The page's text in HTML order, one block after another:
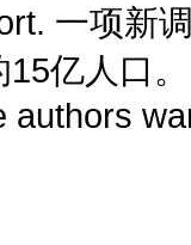
一项新
亿人口
authors